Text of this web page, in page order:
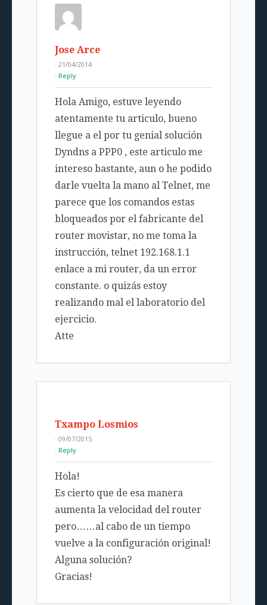
Jose Arce
· 21/04/2014
Reply
Hola Amigo, estuve leyendo
atentamente tu articulo, bueno
llegue a el por tu genial solución
Dyndns a PPP0 , este articulo me
intereso bastante, aun o he podido
darle vuelta la mano al Telnet, me
parece que los comandos estas
bloqueados por el fabricante del
router movistar, no me toma la
instrucción, telnet 192.168.1.1
enlace a mi router, da un error
constante. o quizás estoy
realizando mal el laboratorio del
ejercicio.
Atte
Txampo Losmios
· 09/07/2015
Reply
Hola!
Es cierto que de esa manera
aumenta la velocidad del router
pero……al cabo de un tiempo
vuelve a la configuración original!
Alguna solución?
Gracias!